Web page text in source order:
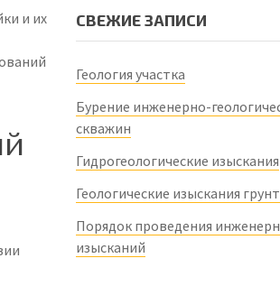
и их
СВЕЖИЕ ЗАПИСИ
Геология участка
Бурение инженерно-
скважин
Гидрогеологические изыскания
Геологические изыскания
Порядок проведения
изысканий